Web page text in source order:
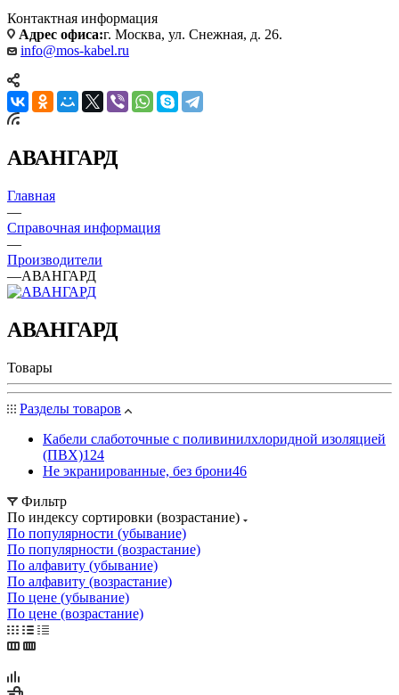
Контактная информация
Адрес офиса:г. Москва, ул. Снежная, д. 26.
info@mos-kabel.ru
АВАНГАРД
Главная
—
Справочная информация
—
Производители
—АВАНГАРД
АВАНГАРД
Товары
Разделы товаров
Кабели слаботочные с поливинилхлоридной изоляцией
(ПВХ)124
Не экранированные, без брони46
Фильтр
По индексу сортировки (возрастание)
По популярности (убывание)
По популярности (возрастание)
По алфавиту (убывание)
По алфавиту (возрастание)
По цене (убывание)
По цене (возрастание)